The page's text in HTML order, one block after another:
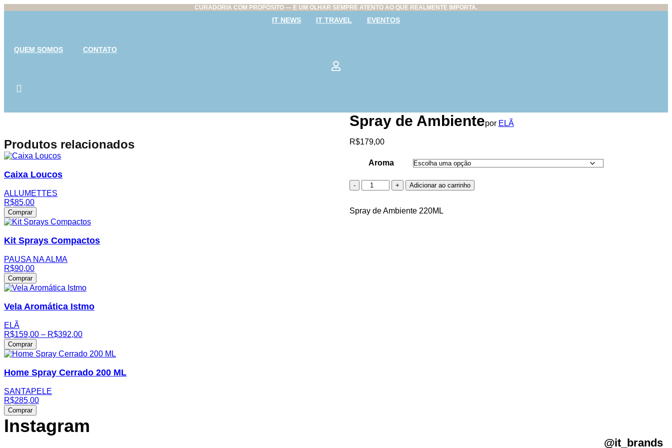
CURADORIA COM PROPÓSITO — E UM OLHAR SEMPRE ATENTO AO QUE REALMENTE IMPORTA.
IT NEWS IT TRAVEL EVENTOS
QUEM SOMOS CONTATO
Spray de Ambientepor ELÃ
R$179,00
Aroma
Quantidade Adicionar ao carrinho
Spray de Ambiente 220ML
Produtos relacionados
Caixa Loucos
ALLUMETTES
R$85,00
Comprar
Kit Sprays Compactos
PAUSA NA ALMA
R$90,00
Comprar
Vela Aromática Istmo
ELÃ
R$159,00 – R$392,00Price
R$159,00
R$392,00
Comprar
Home Spray Cerrado 200 ML
SANTAPELE
R$285,00
Comprar
Instagram
@it_brands